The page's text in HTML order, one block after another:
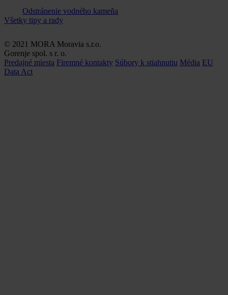
Odstránenie vodného kameňa
Všetky tipy a rady
© 2021 MORA Moravia s.r.o.
Gorenje spol. s r. o.
Predajné miesta Firemné kontakty Súbory k stiahnutiu Média EU
Data Act